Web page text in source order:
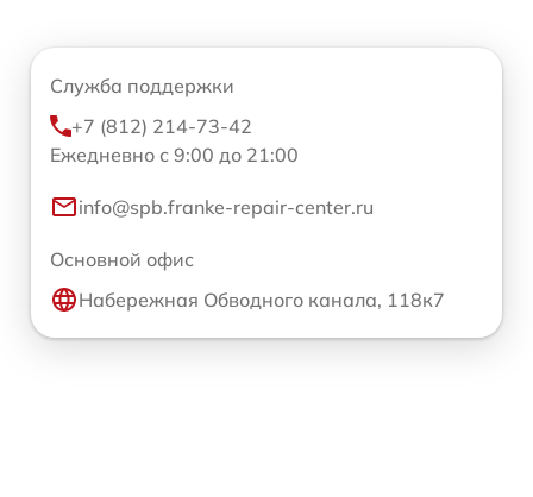
Служба поддержки
+7 (812) 214-73-42
Ежедневно с 9:00 до 21:00
info@spb.franke-repair-center.ru
Основной офис
Набережная Обводного канала, 118к7